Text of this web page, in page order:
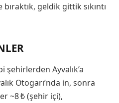
geldik gittik sıkıntı
Ayvalık’a
Otogarı’nda in, sonra
~8 ₺ (şehir içi),